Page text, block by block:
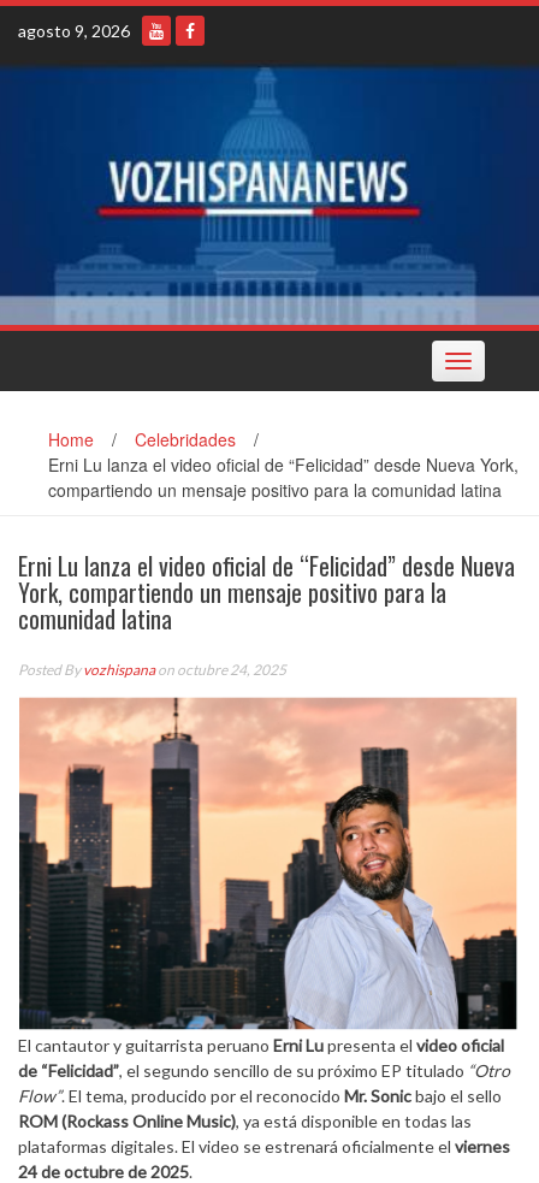
Skip
content
agosto 9, 2026
Toggle
navigation
Home / Celebridades
/
Erni Lu lanza el video oficial de “Felicidad” desde Nueva York,
compartiendo un mensaje positivo para la comunidad latina
Erni Lu lanza el video oficial de “Felicidad” desde Nueva
York, compartiendo un mensaje positivo para la
comunidad latina
Posted Byvozhispanaon octubre 24, 2025
El cantautor y guitarrista peruano Erni Lupresenta el video oficial
de “Felicidad”, el segundo sencillo de su próximo EP titulado “Otro
Flow”. El tema, producido por el reconocido Mr. Sonicbajo el sello
ROM (Rockass Online Music), ya está disponible en todas las
plataformas digitales. El video se estrenará oficialmente el viernes
24 de octubre de 2025.